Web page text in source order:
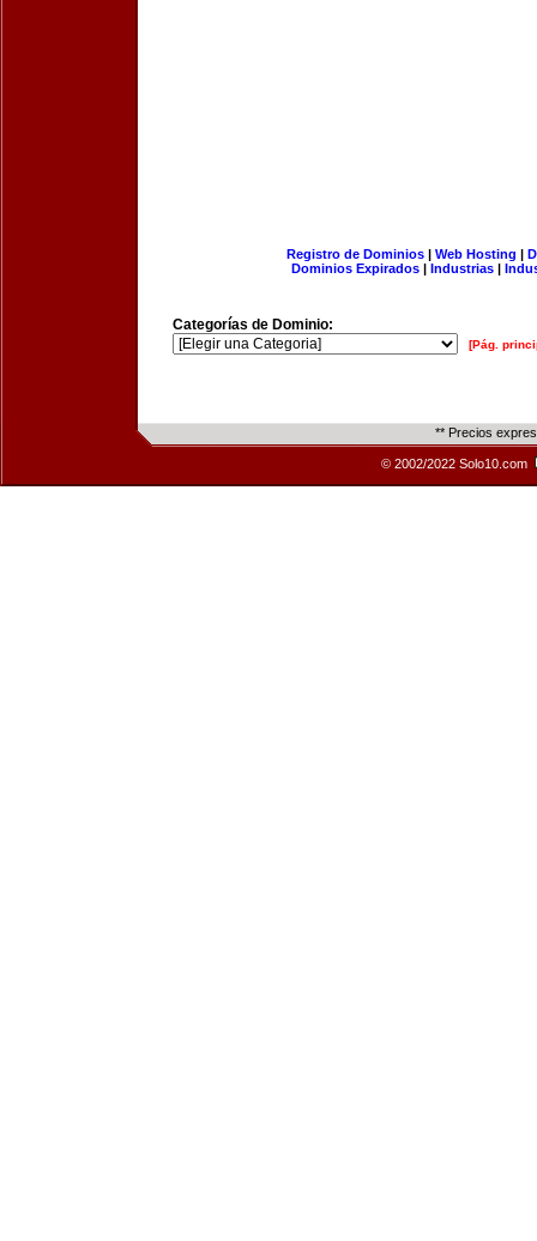
Registro de Dominios| Web Hosting |
Dominios Expirados | Industrias |
Categorías de Dominio:
[Pág.
** Precios
© 2002/2022 Solo10.com